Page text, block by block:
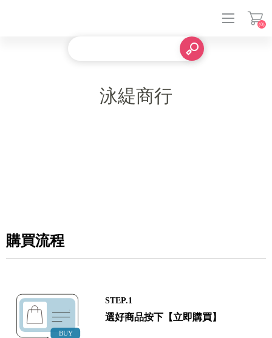
(0)
泳緹商行
購買流程
STEP.1
選好商品按下【立即購買】